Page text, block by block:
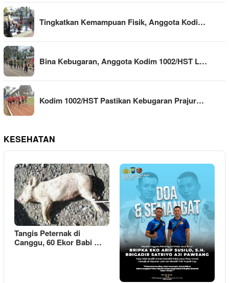
Tingkatkan Kemampuan Fisik, Anggota Kodi…
Bina Kebugaran, Anggota Kodim 1002/HST L…
Kodim 1002/HST Pastikan Kebugaran Prajur…
KESEHATAN
Tangis Peternak di
Canggu, 60 Ekor Babi …